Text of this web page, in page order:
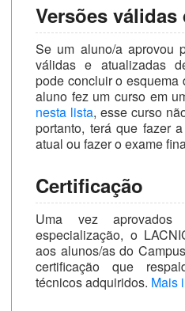
Versões
Se um aluno/a aprovou
válidas e atualizadas
pode concluir o
aluno fez um curso em
nesta lista, esse curso
portanto, terá que fazer
atual ou fazer o exame
Certificação
Uma vez
especialização, o
aos alunos/as do
certificação que
técnicos adquiridos. Mais